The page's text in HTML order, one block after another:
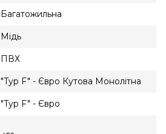
Багатожильна
Мідь
ПВХ
"Typ F" - Євро Кутова Монолітна
"Typ F" - Євро